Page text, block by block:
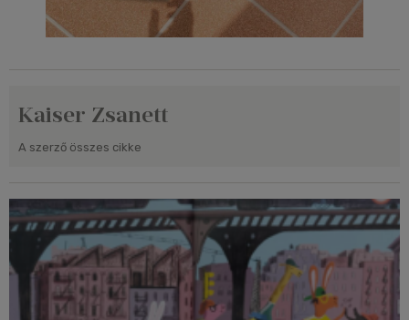
Kaiser Zsanett
A szerző összes cikke